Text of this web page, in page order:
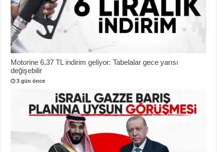
Motorine 6,37 TL indirim geliyor: Tabelalar gece yarısı
değişebilir
3 gün önce